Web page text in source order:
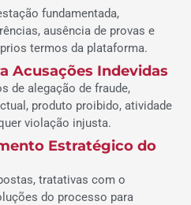
fundamentada,
ausência de provas e
termos da plataforma.
Acusações Indevidas
de alegação de fraude,
produto proibido, atividade
violação injusta.
Estratégico do
tratativas com o
do processo para